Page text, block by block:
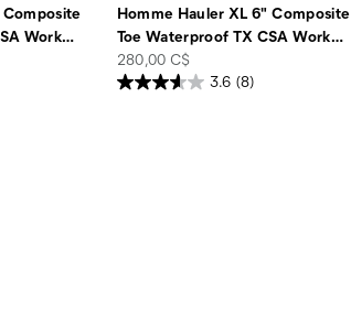
Work…
Homme Hauler XL 6" Composite
Toe Waterproof TX CSA Work…
price
280,00 C$
3.6 (8)